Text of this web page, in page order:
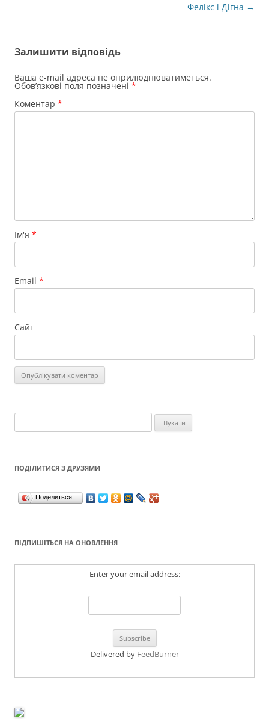
Фелікс і Дігна →
Залишити відповідь
Ваша e-mail адреса не оприлюднюватиметься.
Обов’язкові поля позначені *
Коментар *
Ім'я *
Email *
Сайт
ПОДІЛИТИСЯ З ДРУЗЯМИ
Поделиться…
ПІДПИШІТЬСЯ НА ОНОВЛЕННЯ
Enter your email address:
Delivered by FeedBurner